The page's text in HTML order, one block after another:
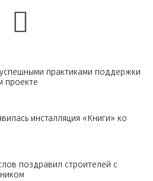
практиками поддержки
проекте
инсталляция «Книги» ко
поздравил строителей с